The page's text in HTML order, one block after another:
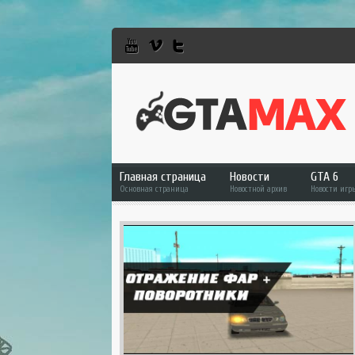
Главная страница
Основная страница
Новости
Новостной архив
GTA 6
GTA Online
RDR 2
GTA 6
Новости